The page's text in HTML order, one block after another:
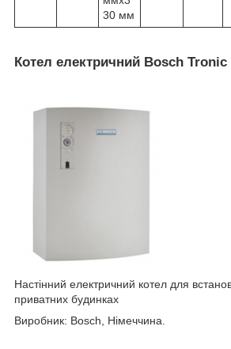
30 мм
Котел електричний Bosch Tronic
Настінний електричний котел для
приватних будинках
Виробник: Bosch, Німеччина.